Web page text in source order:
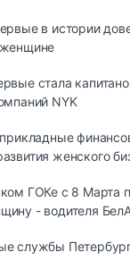
в истории
женщине
стала
NYK
женского
ГОКе с 8 Марта
- водителя
службы